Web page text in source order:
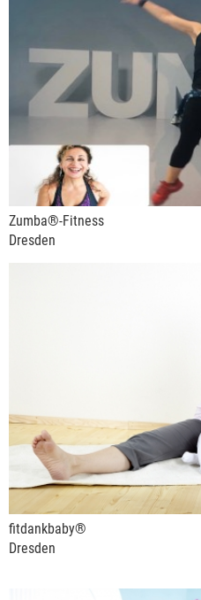
Zumba®-Fitness
Dresden
fitdankbaby®
Dresden